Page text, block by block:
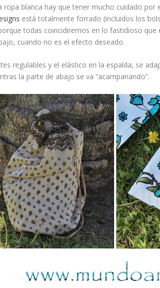
ropa blanca hay que tener mucho cuidado
estátotalmente forrado (incluidos los
todas coincidiremos en lo fastidioso
cuando no es el efecto deseado.
regulablesy el elástico en la espalda, se
la parte de abajo se va “acampanando”.